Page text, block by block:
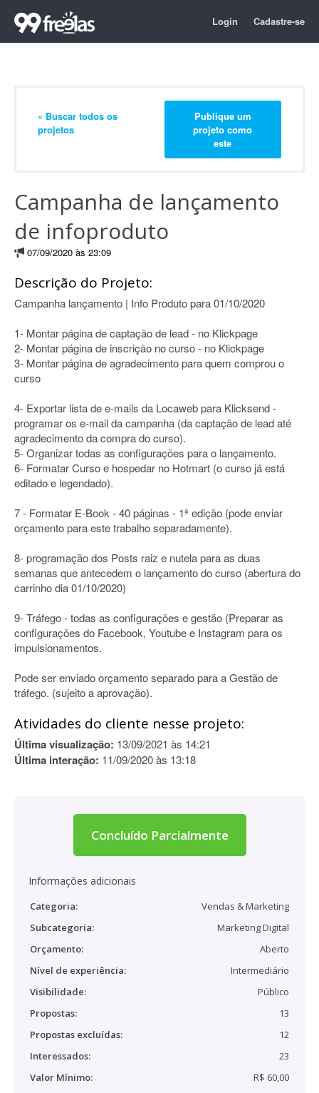
Login Cadastre-se
« Buscar todos os
projetos
Publique um
projeto como
este
Campanha de lançamento
de infoproduto
07/09/2020 às 23:09
Descrição do Projeto:
Campanha lançamento | Info Produto para 01/10/2020
1- Montar página de captação de lead - no Klickpage
2- Montar página de inscrição no curso - no Klickpage
3- Montar página de agradecimento para quem comprou o
curso
4- Exportar lista de e-mails da Locaweb para Klicksend -
programar os e-mail da campanha (da captação de lead até
agradecimento da compra do curso).
5- Organizar todas as configurações para o lançamento.
6- Formatar Curso e hospedar no Hotmart (o curso já está
editado e legendado).
7 - Formatar E-Book - 40 páginas - 1ª edição (pode enviar
orçamento para este trabalho separadamente).
8- programação dos Posts raiz e nutela para as duas
semanas que antecedem o lançamento do curso (abertura do
carrinho dia 01/10/2020)
9- Tráfego - todas as configurações e gestão (Preparar as
configurações do Facebook, Youtube e Instagram para os
impulsionamentos.
Pode ser enviado orçamento separado para a Gestão de
tráfego. (sujeito a aprovação).
Atividades do cliente nesse projeto:
Última visualização: 13/09/2021 às 14:21
Última interação: 11/09/2020 às 13:18
Concluído Parcialmente
Informações adicionais
Categoria:
Vendas & Marketing
Subcategoria:
Marketing Digital
Orçamento:
Aberto
Nível de experiência:
Intermediário
Visibilidade:
Público
Propostas:
13
Propostas excluídas:
12
Interessados:
23
Valor Mínimo:
R$ 60,00